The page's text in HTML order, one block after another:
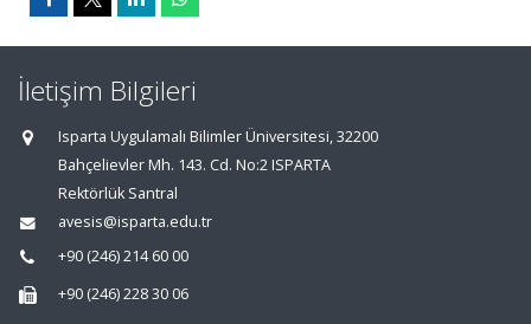
İletişim Bilgileri
Isparta Uygulamalı Bilimler Üniversitesi, 32200
Bahçelievler Mh. 143. Cd. No:2 ISPARTA
Rektörlük Santral
avesis@isparta.edu.tr
+90 (246) 214 60 00
+90 (246) 228 30 06